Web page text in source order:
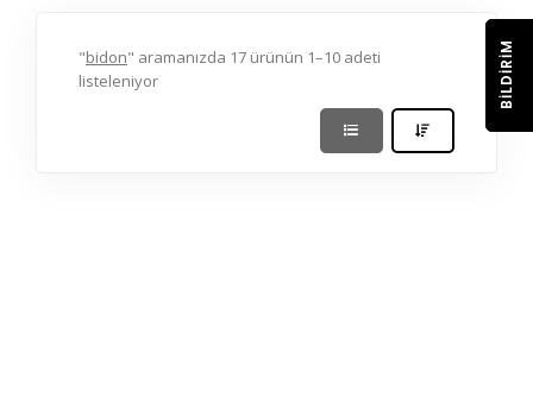
"bidon" aramanızda 17 ürünün 1–10 adeti
listeleniyor
BILDIRIM